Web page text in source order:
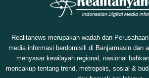
Realitanews merupakan wadah dan
media informasi berdomisili di Banjarmasin dan
menyasar kewilayah regional, nasional
mencakup tentang trend, metropolis, sosial &